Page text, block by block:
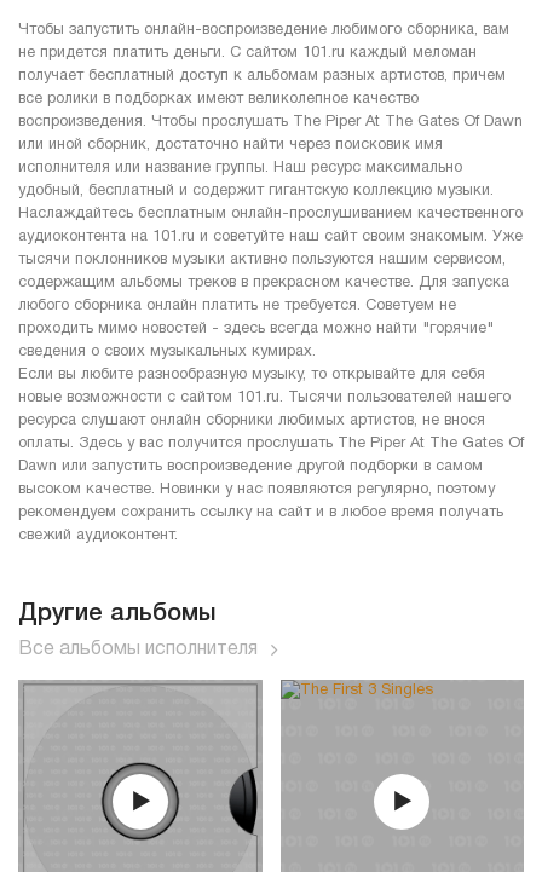
Чтобы запустить онлайн-воспроизведение любимого сборника, вам
не придется платить деньги. С сайтом 101.ru каждый меломан
получает бесплатный доступ к альбомам разных артистов, причем
все ролики в подборках имеют великолепное качество
воспроизведения. Чтобы прослушать The Piper At The Gates Of Dawn
или иной сборник, достаточно найти через поисковик имя
исполнителя или название группы. Наш ресурс максимально
удобный, бесплатный и содержит гигантскую коллекцию музыки.
Наслаждайтесь бесплатным онлайн-прослушиванием качественного
аудиоконтента на 101.ru и советуйте наш сайт своим знакомым. Уже
тысячи поклонников музыки активно пользуются нашим сервисом,
содержащим альбомы треков в прекрасном качестве. Для запуска
любого сборника онлайн платить не требуется. Советуем не
проходить мимо новостей - здесь всегда можно найти "горячие"
сведения о своих музыкальных кумирах.
Если вы любите разнообразную музыку, то открывайте для себя
новые возможности с сайтом 101.ru. Тысячи пользователей нашего
ресурса слушают онлайн сборники любимых артистов, не внося
оплаты. Здесь у вас получится прослушать The Piper At The Gates Of
Dawn или запустить воспроизведение другой подборки в самом
высоком качестве. Новинки у нас появляются регулярно, поэтому
рекомендуем сохранить ссылку на сайт и в любое время получать
свежий аудиоконтент.
Другие альбомы
Все альбомы исполнителя